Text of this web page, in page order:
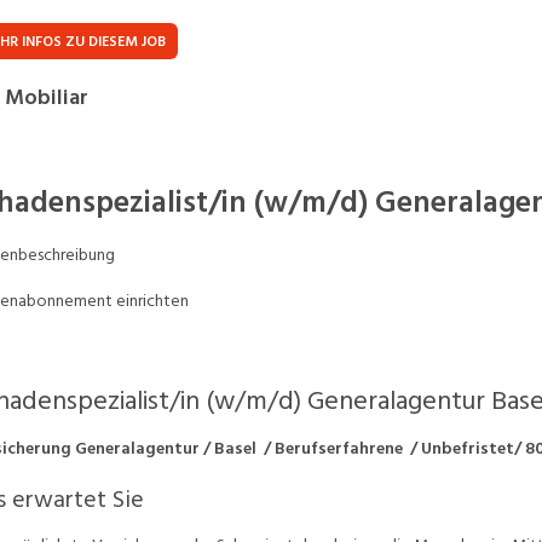
Controlling, Treuhand,
Facility Management,
Körperpflege, Wellness
Elektronik, Optik
INFOS ZU DIESEM JOB
Mobiliar
in (w/m/d)
einrichten
in (w/m/d) Generalagentur
Generalagentur / Basel / Berufserfahrene / Unbefristet/
erwartet Sie